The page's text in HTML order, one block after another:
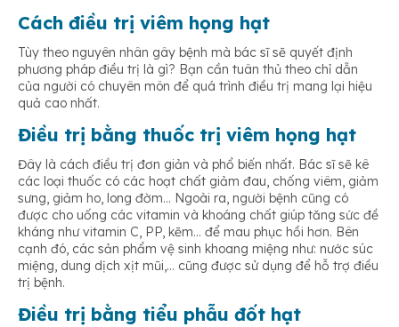
Cách điều trị viêm họng hạt
Tùy theo nguyên nhân gây bệnh mà bác sĩ sẽ quyết định
phương pháp điều trị là gì? Bạn cần tuân thủ theo chỉ dẫn
của người có chuyên môn để quá trình điều trị mang lại hiệu
quả cao nhất.
Điều trị bằng thuốc trị viêm họng hạt
Đây là cách điều trị đơn giản và phổ biến nhất. Bác sĩ sẽ kê
các loại thuốc có các hoạt chất giảm đau, chống viêm, giảm
sưng, giảm ho, long đờm… Ngoài ra, người bệnh cũng có
được cho uống các vitamin và khoáng chất giúp tăng sức đề
kháng như vitamin C, PP, kẽm… để mau phục hồi hơn. Bên
cạnh đó, các sản phẩm vệ sinh khoang miệng như: nước súc
miệng, dung dịch xịt mũi,… cũng được sử dụng để hỗ trợ điều
trị bệnh.
Điều trị bằng tiểu phẫu đốt hạt